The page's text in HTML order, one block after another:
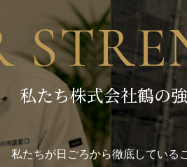
私たち株式会社鶴の
私たちが日ごろから徹底している